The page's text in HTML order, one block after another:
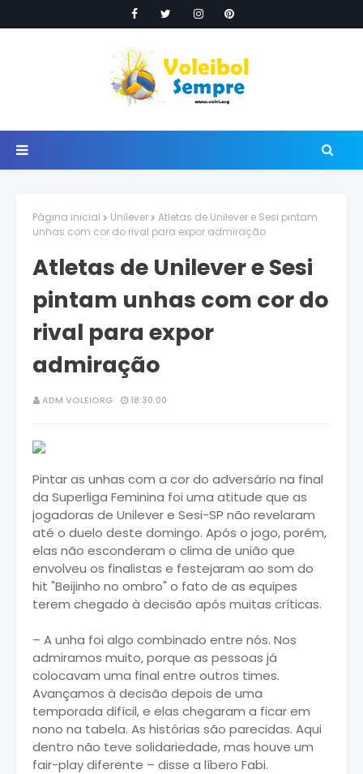
Página inicial Unilever
Atletas de Unilever e Sesi pintam
unhas com cor do rival para expor admiração
Atletas de Unilever e Sesi
pintam unhas com cor do
rival para expor
admiração
ADM VOLEIORG 18:30:00
Pintar as unhas com a cor do adversário na final
da Superliga Feminina foi uma atitude que as
jogadoras de Unilever e Sesi-SP não revelaram
até o duelo deste domingo. Após o jogo, porém,
elas não esconderam o clima de união que
envolveu os finalistas e festejaram ao som do
hit "Beijinho no ombro" o fato de as equipes
terem chegado à decisão após muitas críticas.
– A unha foi algo combinado entre nós. Nos
admiramos muito, porque as pessoas já
colocavam uma final entre outros times.
Avançamos à decisão depois de uma
temporada difícil, e elas chegaram a ficar em
nono na tabela. As histórias são parecidas. Aqui
dentro não teve solidariedade, mas houve um
fair-play diferente – disse a líbero Fabi.